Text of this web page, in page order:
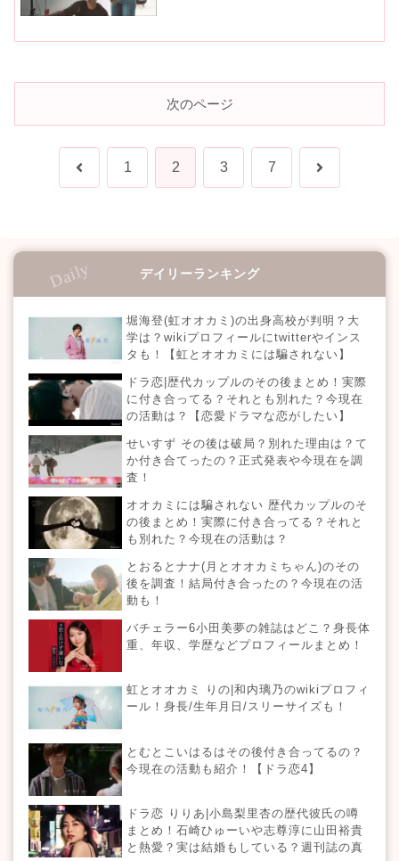
次のページ
前 1 2 3 7 次
デイリーランキング
堀海登(虹オオカミ)の出身高校が判明？大
学は？wikiプロフィールにtwitterやインス
タも！【虹とオオカミには騙されない】
ドラ恋|歴代カップルのその後まとめ！実際
に付き合ってる？それとも別れた？今現在
の活動は？【恋愛ドラマな恋がしたい】
せいすず その後は破局？別れた理由は？て
か付き合てったの？正式発表や今現在を調
査！
オオカミには騙されない 歴代カップルのそ
の後まとめ！実際に付き合ってる？それと
も別れた？今現在の活動は？
とおるとナナ(月とオオカミちゃん)のその
後を調査！結局付き合ったの？今現在の活
動も！
バチェラー6小田美夢の雑誌はどこ？身長体
重、年収、学歴などプロフィールまとめ！
虹とオオカミ りの|和内璃乃のwikiプロフィ
ール！身長/生年月日/スリーサイズも！
とむとこいはるはその後付き合ってるの？
今現在の活動も紹介！【ドラ恋4】
ドラ恋 りりあ|小島梨里杏の歴代彼氏の噂
まとめ！石崎ひゅーいや志尊淳に山田裕貴
と熱愛？実は結婚もしている？週刊誌の真